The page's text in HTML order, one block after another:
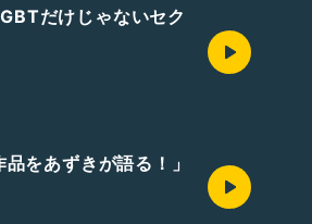
だけじゃないセク
をあずきが語る！」